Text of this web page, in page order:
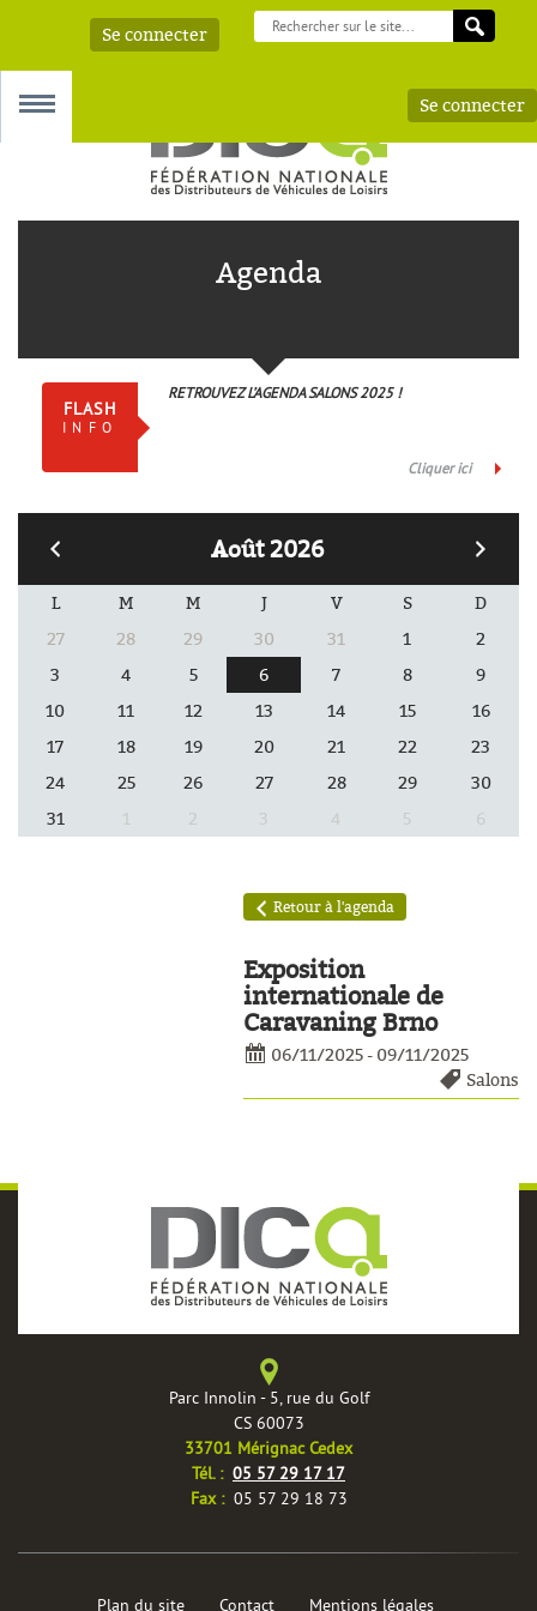
Se connecter
AAA
Se connecter
Agenda
FLASH
INFO
RETROUVEZ L’AGENDA SALONS 2025 !
Cliquer ici
Août 2026
L M M J V S
D
27
28 29 30 31 1
2
3
4 5 6 7 8
9
10
11 12 13 14 15
16
17
18 19 20 21 22
23
24
25 26 27 28 29
30
31
1 2 3 4 5 6
Retour à l'agenda
Exposition
internationale de
Caravaning Brno
06/11/2025 - 09/11/2025
Salons
Parc Innolin - 5, rue du Golf
CS 60073
33701 Mérignac Cedex
Tél. : 05 57 29 17 17
Fax :05 57 29 18 73
Plan du site Contact Mentions légales